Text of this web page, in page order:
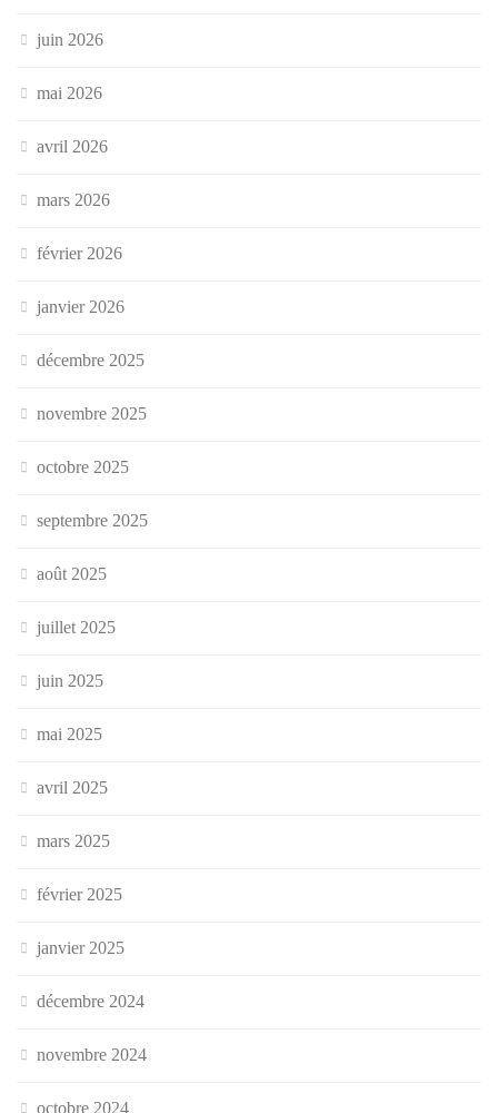
juin 2026
mai 2026
avril 2026
mars 2026
février 2026
janvier 2026
décembre 2025
novembre 2025
octobre 2025
septembre 2025
août 2025
juillet 2025
juin 2025
mai 2025
avril 2025
mars 2025
février 2025
janvier 2025
décembre 2024
novembre 2024
octobre 2024